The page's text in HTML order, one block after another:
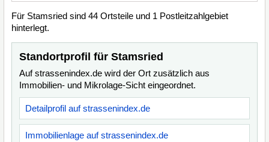
Für Stamsried sind 44 Ortsteile und 1 Postleitzahlgebiet
hinterlegt.
Standortprofil für Stamsried
Auf strassenindex.de wird der Ort zusätzlich aus
Immobilien- und Mikrolage-Sicht eingeordnet.
Detailprofil auf strassenindex.de
Immobilienlage auf strassenindex.de